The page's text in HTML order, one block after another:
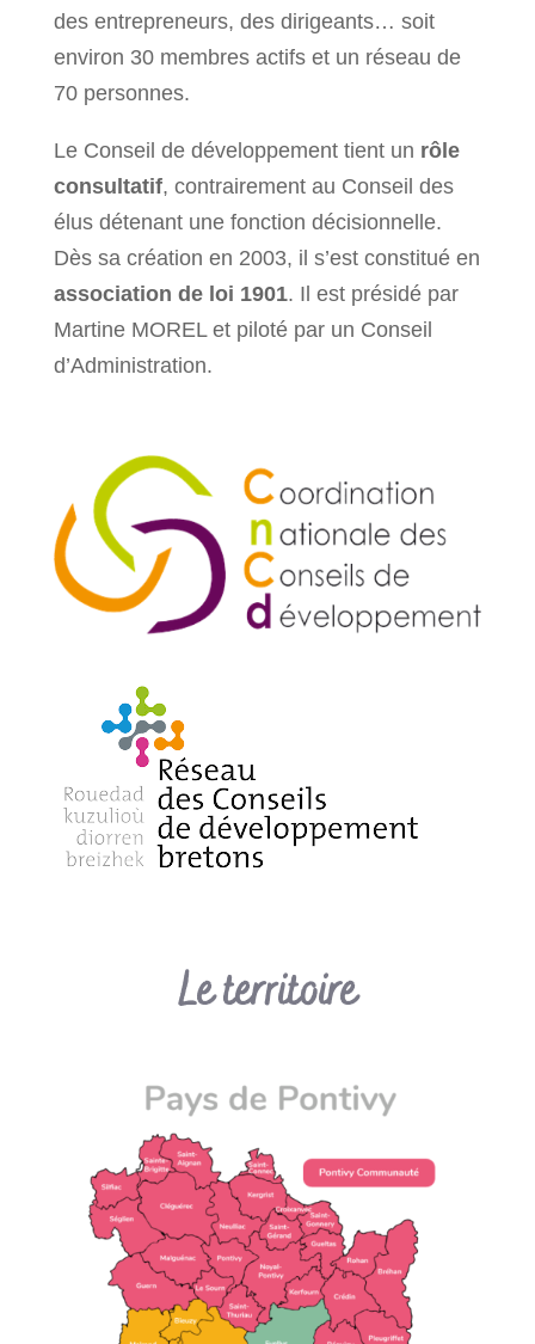
des entrepreneurs, des dirigeants… soit
environ 30 membres actifs et un réseau de
70 personnes.
​Le Conseil de développement tient un rôle
consultatif, contrairement au Conseil des
élus détenant une fonction décisionnelle.
Dès sa création en 2003, il s’est constitué en
association de loi 1901. Il est présidé par
Martine MOREL et piloté par un Conseil
d’Administration.
Le territoire